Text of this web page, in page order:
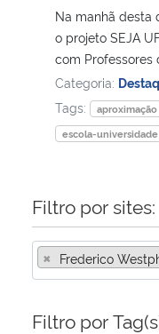
Ministério de Minas e Energia
Ministério da Ciência,
Ministério do Meio Ambiente
Ministério do Desenvolvimento
Controladoria-Geral da União
Na manhã desta
o projeto SEJA
com Professores
Categoria:
Tags:
aproximação
escola-universidade
Filtro por sites:
× Frederico
Filtro por